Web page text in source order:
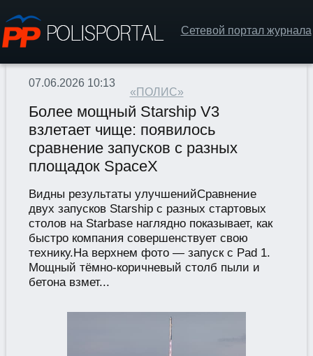
Сетевой портал журнала
«ПОЛИС»
07.06.2026 10:13
Более мощный Starship V3
взлетает чище: появилось
сравнение запусков с разных
площадок SpaceX
Видны результаты улучшенийСравнение
двух запусков Starship с разных стартовых
столов на Starbase наглядно показывает, как
быстро компания совершенствует свою
технику.На верхнем фото — запуск с Pad 1.
Мощный тёмно-коричневый столб пыли и
бетона взмет...